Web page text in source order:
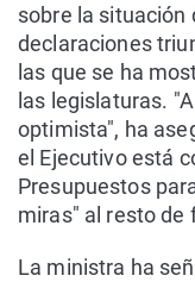
sobre la situación
declaraciones
las que se ha
las legislaturas.
optimista", ha
el Ejecutivo está
Presupuestos
miras" al resto de
La ministra ha